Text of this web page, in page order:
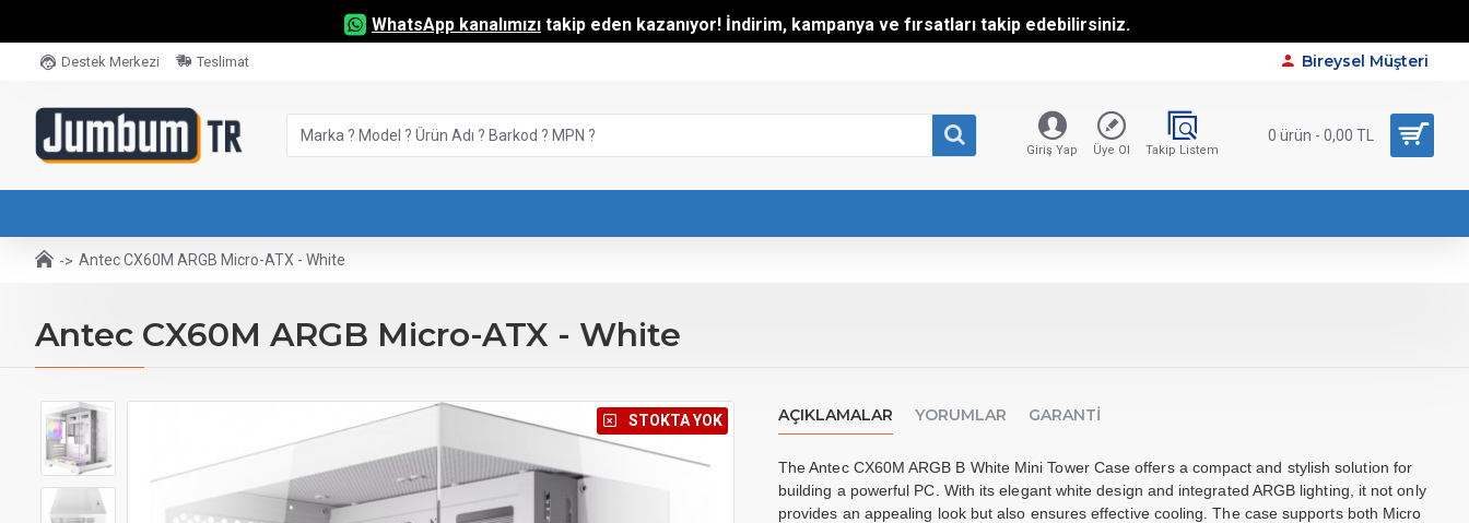
WhatsApp kanalımızı takip eden kazanıyor! İndirim, kampanya ve fırsatları takip edebilirsiniz.
Destek Merkezi Teslimat Bireysel Müşteri
Giriş Yap Üye Ol Takip Listem
0 ürün - 0,00 TL
Antec CX60M ARGB Micro-ATX - White
Antec CX60M ARGB Micro-ATX - White
⠀STOKTA YOK AÇIKLAMALAR YORUMLAR GARANTI
The Antec CX60M ARGB B White Mini Tower Case offers a compact and stylish solution for
building a powerful PC. With its elegant white design and integrated ARGB lighting, it not only
provides an appealing look but also ensures effective cooling. The case supports both Micro